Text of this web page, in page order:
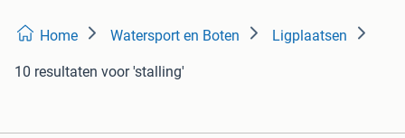
Home Watersport en Boten Ligplaatsen
10 resultaten voor 'stalling'